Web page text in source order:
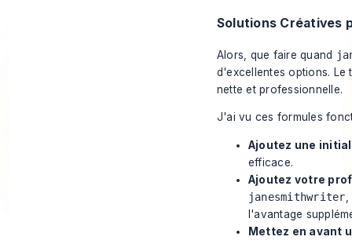
Solutions Créatives
Alors, que faire quand
d'excellentes options. Le
nette et professionnelle.
J'ai vu ces formules
Ajoutez une
efficace.
Ajoutez votre
janesmithwriter
l'avantage
Mettez en avant